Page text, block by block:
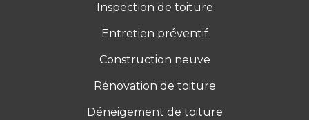
Inspection de toiture
Entretien préventif
Construction neuve
Rénovation de toiture
Déneigement de toiture